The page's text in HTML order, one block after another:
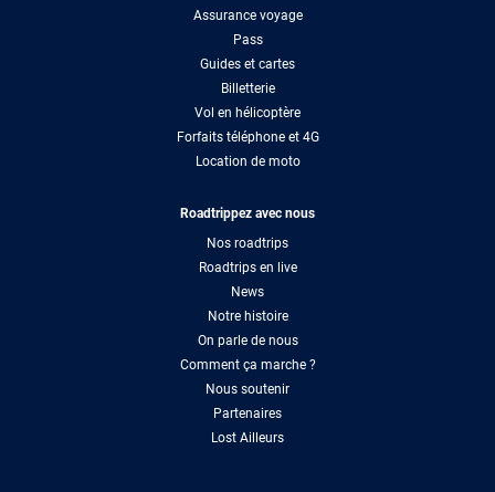
Assurance voyage
Pass
Guides et cartes
Billetterie
Vol en hélicoptère
Forfaits téléphone et 4G
Location de moto
Roadtrippez avec nous
Nos roadtrips
Roadtrips en live
News
Notre histoire
On parle de nous
Comment ça marche ?
Nous soutenir
Partenaires
Lost Ailleurs